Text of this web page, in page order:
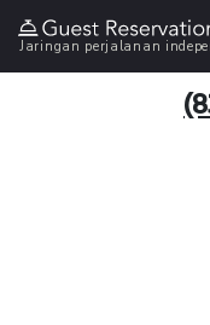
Jaringan perjalanan